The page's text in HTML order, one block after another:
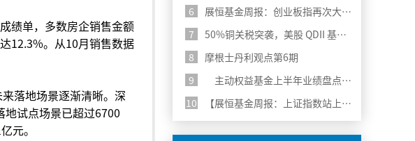
绩单，多数房企销售金额
12.3%。从10月销售数据
落地场景逐渐清晰。深
试点场景已超过6700
元。
6
展恒基金周报：创业板指再次大涨超3%，继续关注科技行业
7
50%铜关税突袭，美股 QDII 基金风险警报拉响
8
摩根士丹利观点第6期
9
主动权益基金上半年业绩盘点：分化中寻找机遇
10
【展恒基金周报：上证指数站上3500，科技行业持续走强】